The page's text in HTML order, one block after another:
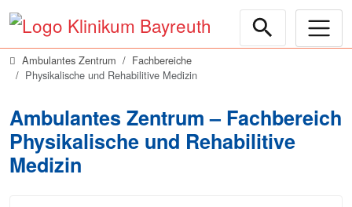
Ambulantes Zentrum
Fachbereiche
Physikalische und Rehabilitive Medizin
Ambulantes Zentrum – Fachbereich
Physikalische und Rehabilitive
Medizin